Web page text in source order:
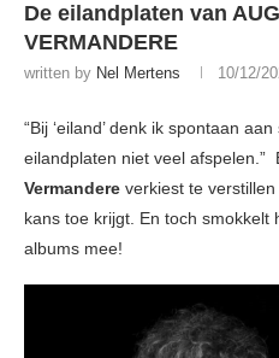
De eilandplaten van
VERMANDERE
written by Nel Mertens 10/12/
“Bij ‘eiland’ denk ik spontaan
eilandplaten niet veel afspelen.”
Vermandere verkiest te
kans toe krijgt. En toch smokkelt
albums mee!